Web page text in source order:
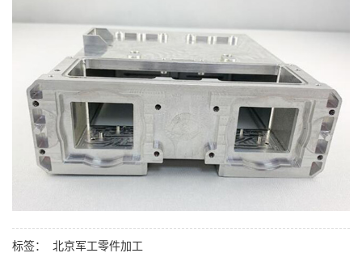
标签： 北京军工零件加工